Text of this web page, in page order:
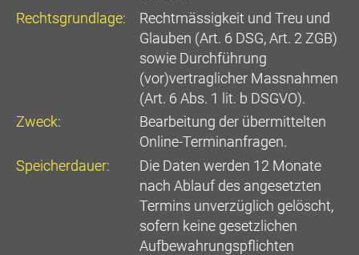
Rechtsgrundlage:
Rechtmässigkeit und Treu und
Glauben (Art. 6 DSG, Art. 2 ZGB)
sowie Durchführung
(vor)vertraglicher Massnahmen
(Art. 6 Abs. 1 lit. b DSGVO).
Zweck:
Bearbeitung der übermittelten
Online-Terminanfragen.
Speicherdauer:
Die Daten werden 12 Monate
nach Ablauf des angesetzten
Termins unverzüglich gelöscht,
sofern keine gesetzlichen
Aufbewahrungspflichten